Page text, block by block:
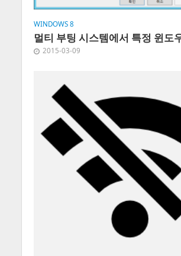
WINDOWS 8
멀티 부팅 시스템에서 특정 윈도
2015-03-09